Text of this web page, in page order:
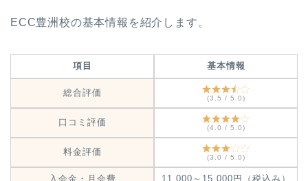
ECC豊洲校の基本情報を紹介します。
項目 基本情報
総合評価
(3.5 / 5.0)
口コミ評価
(4.0 / 5.0)
料金評価
(3.0 / 5.0)
入会金・月会費 11,000～15,000円（税込み）